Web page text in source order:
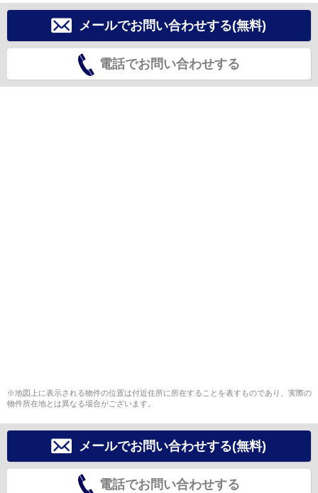
メールでお問い合わせする(無料)
電話でお問い合わせする
※地図上に表示される物件の位置は付近住所に所在することを表すものであり、実際の
物件所在地とは異なる場合がございます。
メールでお問い合わせする(無料)
電話でお問い合わせする